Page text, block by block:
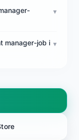
▾
manager-job i ▾